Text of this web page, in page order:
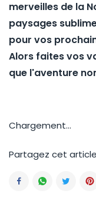
merveilles de la
paysages
pour vos
Alors faites vos
que l'aventure
Chargement...
Partagez cet article
FacebookWhatsapp
Twitter